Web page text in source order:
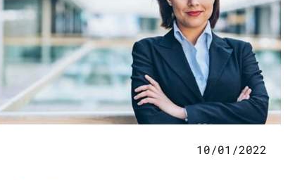
10/01/2022